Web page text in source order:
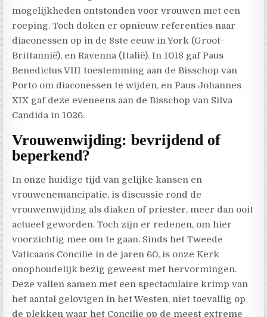
mogelijkheden ontstonden voor vrouwen met een
roeping. Toch doken er opnieuw referenties naar
diaconessen op in de 8ste eeuw in York (Groot-
Brittannië), en Ravenna (Italië). In 1018 gaf Paus
Benedictus VIII toestemming aan de Bisschop van
Porto om diaconessen te wijden, en Paus Johannes
XIX gaf deze eveneens aan de Bisschop van Silva
Candida in 1026.
Vrouwenwijding: bevrijdend of
beperkend?
In onze huidige tijd van gelijke kansen en
vrouwenemancipatie, is discussie rond de
vrouwenwijding als diaken of priester, meer dan ooit
actueel geworden. Toch zijn er redenen, om hier
voorzichtig mee om te gaan. Sinds het Tweede
Vaticaans Concilie in de jaren 60, is onze Kerk
onophoudelijk bezig geweest met hervormingen.
Deze vallen samen met een spectaculaire krimp van
het aantal gelovigen in het Westen, niet toevallig op
de plekken waar het Concilie op de meest extreme